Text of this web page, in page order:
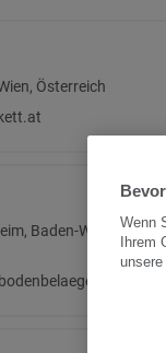
Österreich
Baden-
Wenn
Ihrem